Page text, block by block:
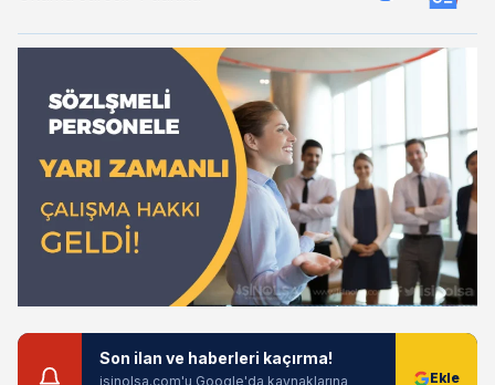
Son ilan ve haberleri kaçırma!
isinolsa.com'u Google'da kaynaklarına